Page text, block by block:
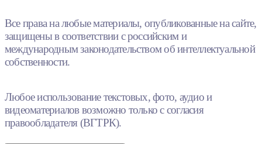
Все права на любые материалы, опубликованные на сайте,
защищены в соответствии с российским и
международным законодательством об интеллектуальной
собственности.
Любое использование текстовых, фото, аудио и
видеоматериалов возможно только с согласия
правообладателя (ВГТРК).